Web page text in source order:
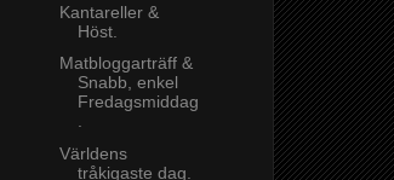
Kantareller &
Höst.
Matbloggarträff &
Snabb, enkel
Fredagsmiddag
Världens
tråkigaste dag.